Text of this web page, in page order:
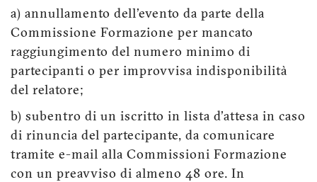
a) annullamento dell'evento da parte della
Commissione Formazione per mancato
raggiungimento del numero minimo di
partecipanti o per improvvisa indisponibilità
del relatore;
b) subentro di un iscritto in lista d'attesa in caso
di rinuncia del partecipante, da comunicare
tramite e-mail alla Commissioni Formazione
con un preavviso di almeno 48 ore. In